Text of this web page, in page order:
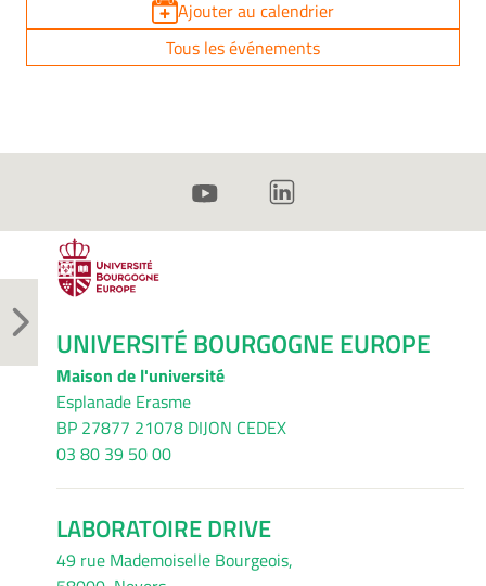
Ajouter au calendrier
Tous les événements
UNIVERSITÉ BOURGOGNE EUROPE
Maison de l'université
Esplanade Erasme
BP 27877 21078 DIJON CEDEX
03 80 39 50 00
LABORATOIRE DRIVE
49 rue Mademoiselle Bourgeois,